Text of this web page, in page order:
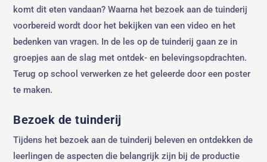
komt dit eten vandaan? Waarna het bezoek aan de tuinderij
voorbereid wordt door het bekijken van een video en het
bedenken van vragen. In de les op de tuinderij gaan ze in
groepjes aan de slag met ontdek- en belevingsopdrachten.
Terug op school verwerken ze het geleerde door een poster
te maken.
Bezoek de tuinderij
Tijdens het bezoek aan de tuinderij beleven en ontdekken de
leerlingen de aspecten die belangrijk zijn bij de productie